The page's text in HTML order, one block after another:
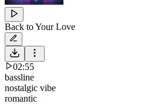
Back to Your Love
02:55
bassline
nostalgic vibe
romantic